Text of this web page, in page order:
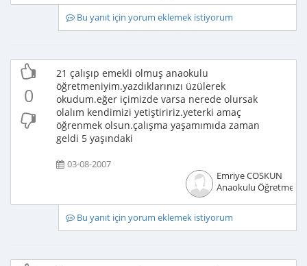
Bu yanıt için yorum eklemek istiyorum
0
21 çalışıp emekli olmuş anaokulu
öğretmeniyim.yazdıklarınızı üzülerek
okudum.eğer içimizde varsa nerede olursak
olalım kendimizi yetiştiririz.yeterki amaç
öğrenmek olsun.çalışma yaşamımıda zaman
geldi 5 yaşındaki
03-08-2007
Emriye COSKUN
Anaokulu Öğretmeni
Bu yanıt için yorum eklemek istiyorum